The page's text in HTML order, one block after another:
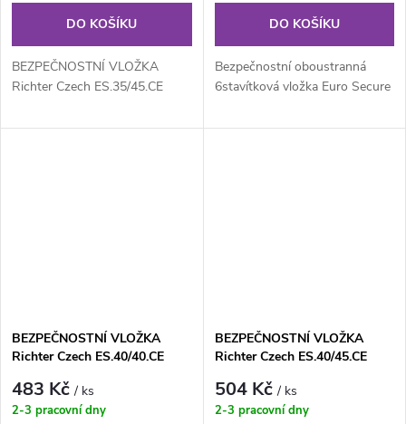
DO KOŠÍKU
BEZPEČNOSTNÍ VLOŽKA
Richter Czech ES.35/45.CE
DO KOŠÍKU
Bezpečnostní oboustranná
6stavítková vložka Euro Secure
BEZPEČNOSTNÍ VLOŽKA
Richter Czech ES.40/40.CE
483 Kč/ ks
2-3 pracovní dny
BEZPEČNOSTNÍ VLOŽKA
Richter Czech ES.40/45.CE
504 Kč/ ks
2-3 pracovní dny